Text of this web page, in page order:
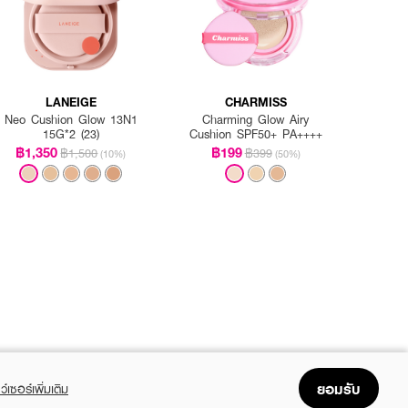
LANEIGE
Neo Cushion Glow 13N1
15G*2 (23)
฿1,350฿1,500 (10%)
CHARMISS
Charming Glow Airy
Cushion SPF50+ PA++++
฿199฿399 (50%)
เซอร์เพิ่มเติม ยอมรับ